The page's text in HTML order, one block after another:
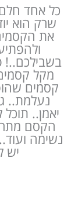
כל אחד
שרק הוא
את
בשבילכם..!
מקל
קסמים
נעלמת..
יאמן..
הקסם
נשימה
יש